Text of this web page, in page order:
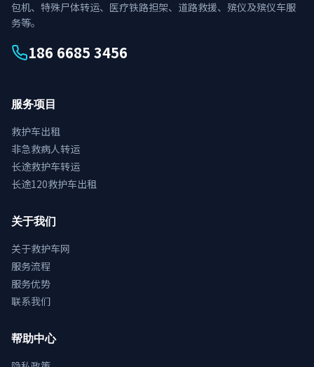
包机、特殊尸体转运、医疗铁路担架、道路救援、殡仪及殡仪车服
务等。
186 6685 3456
服务项目
救护车出租
非急救病人转运
长途救护车转运
长途120救护车出租
关于我们
关于救护车网
服务流程
服务优势
联系我们
帮助中心